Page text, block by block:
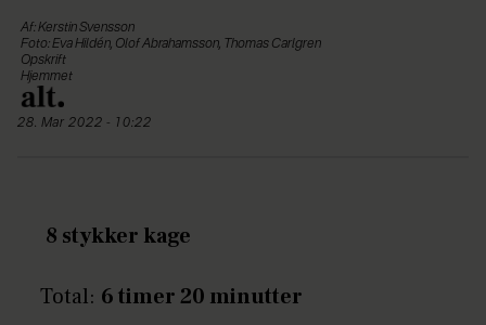
Af: Kerstin Svensson
Foto: Eva Hildén, Olof Abrahamsson, Thomas Carlgren
Opskrift
Hjemmet
28. Mar 2022 - 10:22
8 stykker kage
Total: 6 timer 20 minutter